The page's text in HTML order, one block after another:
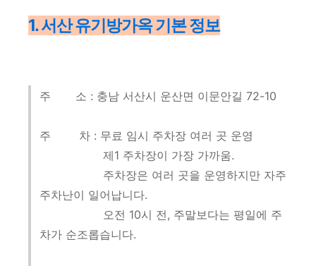
1. 서산 유기방가옥 기본 정보
주 소 : 충남 서산시 운산면 이문안길 72-10
주 차 : 무료 임시 주차장 여러 곳 운영
제1 주차장이 가장 가까움.
주차장은 여러 곳을 운영하지만 자주
주차난이 일어납니다.
오전 10시 전, 주말보다는 평일에 주
차가 순조롭습니다.